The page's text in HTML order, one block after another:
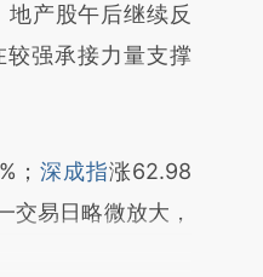
产股午后继续反
较强承接力量支撑
； 深成指涨62.98
易日略微放大，